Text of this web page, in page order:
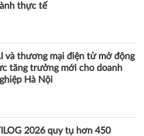
thực tế
và thương mại điện tử mở động
tăng trưởng mới cho doanh
Hà Nội
2026 quy tụ hơn 450